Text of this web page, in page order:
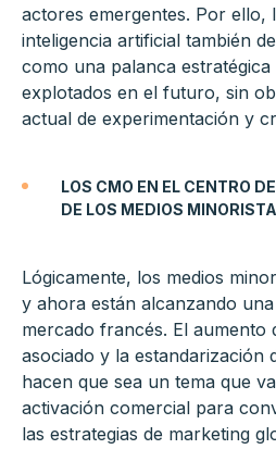
actores emergentes. Por ello,
inteligencia artificial también
como una palanca
explotados en el futuro, sin
actual de experimentación y
LOS CMO EN EL CENTRO
DE LOS MEDIOS
Lógicamente, los medios
y ahora están alcanzando
mercado francés. El aumento
asociado y la estandarización
hacen que sea un tema que
activación comercial para
las estrategias de marketing